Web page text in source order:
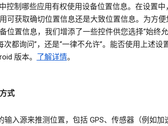
控制哪些应用有权使用设备位置信息。在设置中
可获取确切位置信息还是大致位置信息。为方便
位置信息，我们增添了一些控件供您选择“始终允
次都询问”，还是“一律不允许”。能否使用上述设
版本。 了解详情。
式
入源来推测位置，包括 GPS、传感器（例如加